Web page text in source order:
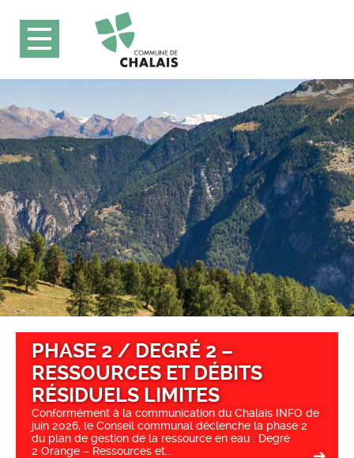
PHASE 2 / DEGRÉ 2 –
RESSOURCES ET DÉBITS
RÉSIDUELS LIMITES
Conformément à la communication du Chalais INFO de
juin 2026, le Conseil communal déclenche la phase 2
du plan de gestion de la ressource en eau : Degré
2 Orange – Ressources et...